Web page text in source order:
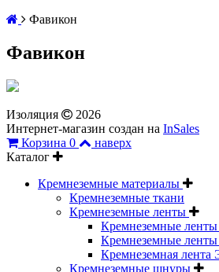
Фавикон
Фавикон
Изоляция
2026
Интернет-магазин создан на InSales
Корзина 0
наверх
Каталог
Кремнеземные материалы
Кремнеземные ткани
Кремнеземные ленты
Кремнеземные
Кремнеземные
Кремнеземная
Кремнеземные шнуры